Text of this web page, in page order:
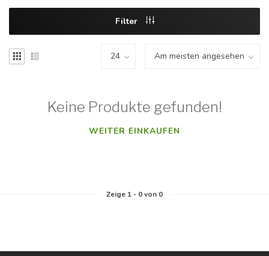
Filter
Keine Produkte gefunden!
WEITER EINKAUFEN
Zeige 1- 0von 0